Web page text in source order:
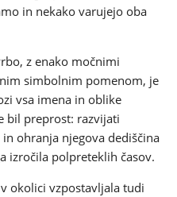
in nekako varujejo oba
z enako močnimi
simbolnim pomenom, je
vsa imena in oblike
bil preprost: razvijati
ohranja njegova dediščina
izročila polpreteklih časov.
okolici vzpostavljala tudi